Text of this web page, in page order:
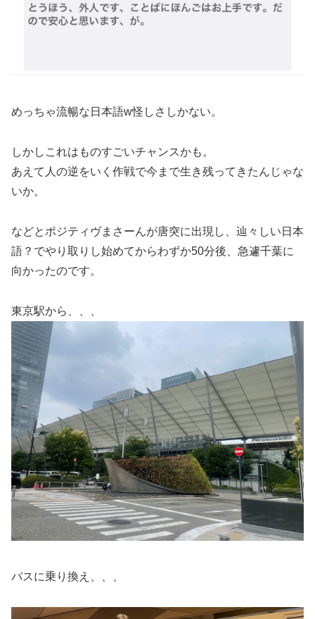
めっちゃ流暢な日本語w怪しさしかない。
しかしこれはものすごいチャンスかも。
あえて人の逆をいく作戦で今まで生き残ってきたんじゃな
いか。
などとポジティヴまさーんが唐突に出現し、辿々しい日本
語？でやり取りし始めてからわずか50分後、急遽千葉に
向かったのです。
東京駅から、、、
バスに乗り換え、、、